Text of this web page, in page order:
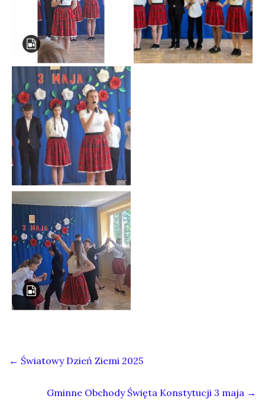
← Światowy Dzień Ziemi 2025
Gminne Obchody Święta Konstytucji 3 maja →